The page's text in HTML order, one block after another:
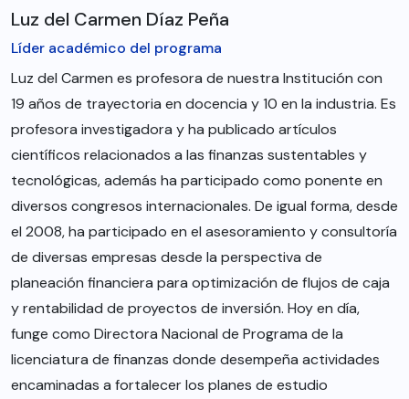
Luz del Carmen Díaz Peña
Líder académico del programa
Luz del Carmen es profesora de nuestra Institución con
19 años de trayectoria en docencia y 10 en la industria. Es
profesora investigadora y ha publicado artículos
científicos relacionados a las finanzas sustentables y
tecnológicas, además ha participado como ponente en
diversos congresos internacionales. De igual forma, desde
el 2008, ha participado en el asesoramiento y consultoría
de diversas empresas desde la perspectiva de
planeación financiera para optimización de flujos de caja
y rentabilidad de proyectos de inversión. Hoy en día,
funge como Directora Nacional de Programa de la
licenciatura de finanzas donde desempeña actividades
encaminadas a fortalecer los planes de estudio